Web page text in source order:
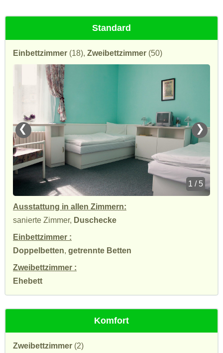
Standard
Einbettzimmer (18), Zweibettzimmer (50)
❮ ❯
1 / 5
Ausstattung in allen Zimmern:
sanierte Zimmer, Duschecke
Einbettzimmer :
Doppelbetten, getrennte Betten
Zweibettzimmer :
Ehebett
Komfort
Zweibettzimmer (2)